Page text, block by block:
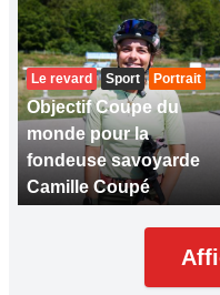
Le revard Sport Portrait
Objectif Coupe du
monde pour la
fondeuse savoyarde
Camille Coupé